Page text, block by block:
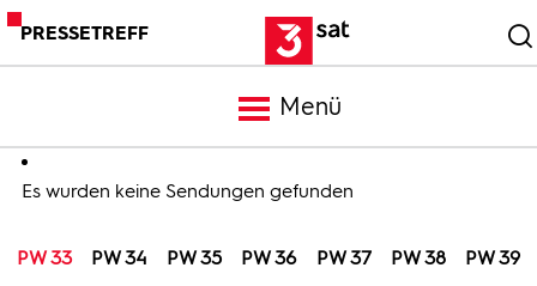
PRESSETREFF
Menü
Meldungen
Programm
Es wurden keine Sendungen gefunden
PW 33 PW 34 PW 35 PW 36 PW 37 PW 38 PW 39